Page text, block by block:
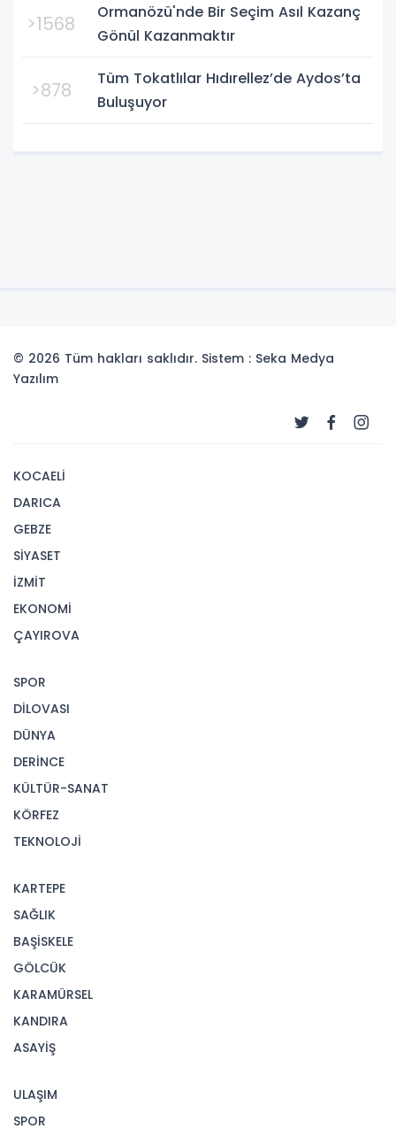
>1568
Ormanözü'nde Bir Seçim Asıl Kazanç
Gönül Kazanmaktır
>878
Tüm Tokatlılar Hıdırellez’de Aydos’ta
Buluşuyor
© 2026 Tüm hakları saklıdır. Sistem : Seka Medya
Yazılım
KOCAELİ
DARICA
GEBZE
SİYASET
İZMİT
EKONOMİ
ÇAYIROVA
SPOR
DİLOVASI
DÜNYA
DERİNCE
KÜLTÜR-SANAT
KÖRFEZ
TEKNOLOJİ
KARTEPE
SAĞLIK
BAŞİSKELE
GÖLCÜK
KARAMÜRSEL
KANDIRA
ASAYİŞ
ULAŞIM
SPOR